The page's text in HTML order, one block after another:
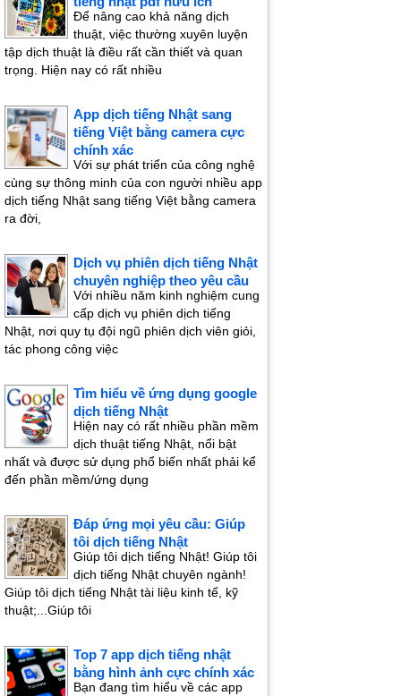
Để nâng cao khả năng dịch
thuật, việc thường xuyên luyện
tập dịch thuật là điều rất cần thiết và quan
trọng. Hiện nay có rất nhiều
App dịch tiếng Nhật sang
tiếng Việt bằng camera cực
chính xác
Với sự phát triển của công nghệ
cùng sự thông minh của con người nhiều app
dịch tiếng Nhật sang tiếng Việt bằng camera
ra đời,
Dịch vụ phiên dịch tiếng Nhật
chuyên nghiệp theo yêu cầu
Với nhiều năm kinh nghiệm cung
cấp dịch vụ phiên dịch tiếng
Nhật, nơi quy tụ đội ngũ phiên dịch viên giỏi,
tác phong công việc
Tìm hiểu về ứng dụng google
dịch tiếng Nhật
Hiện nay có rất nhiều phần mềm
dịch thuật tiếng Nhật, nổi bật
nhất và được sử dụng phổ biến nhất phải kể
đến phần mềm/ứng dụng
Đáp ứng mọi yêu cầu: Giúp
tôi dịch tiếng Nhật
Giúp tôi dịch tiếng Nhật! Giúp tôi
dịch tiếng Nhật chuyên ngành!
Giúp tôi dịch tiếng Nhật tài liệu kinh tế, kỹ
thuật;...Giúp tôi
Top 7 app dịch tiếng nhật
bằng hình ảnh cực chính xác
Bạn đang tìm hiểu về các app